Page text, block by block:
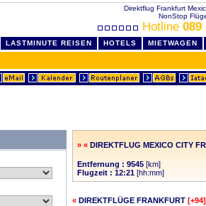
Direktflug Frankfurt
NonStop
Hotline 089
LASTMINUTE REISEN HOTELS MIETWAGEN
» « DIREKTFLUG MEXICO CITY
Entfernung : 9545 [km]
Flugzeit : 12:21 [hh:mm]
« DIREKTFLÜGE FRANKFURT [+94]